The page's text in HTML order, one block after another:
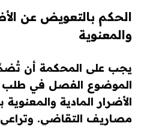
الحكم بالتعويض عن
والمعنوية
يجب على المحكمة أن
الموضوع الفصل في
الأضرار المادية
مصاريف التقاضي.